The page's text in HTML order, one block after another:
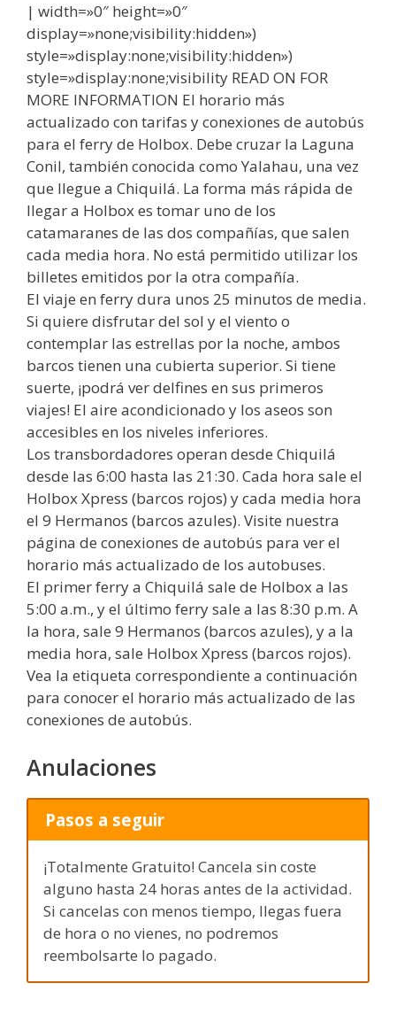
| width=»0″ height=»0″
display=»none;visibility:hidden»)
style=»display:none;visibility:hidden»)
style=»display:none;visibility READ ON FOR
MORE INFORMATION El horario más
actualizado con tarifas y conexiones de autobús
para el ferry de Holbox. Debe cruzar la Laguna
Conil, también conocida como Yalahau, una vez
que llegue a Chiquilá. La forma más rápida de
llegar a Holbox es tomar uno de los
catamaranes de las dos compañías, que salen
cada media hora. No está permitido utilizar los
billetes emitidos por la otra compañía.
El viaje en ferry dura unos 25 minutos de media.
Si quiere disfrutar del sol y el viento o
contemplar las estrellas por la noche, ambos
barcos tienen una cubierta superior. Si tiene
suerte, ¡podrá ver delfines en sus primeros
viajes! El aire acondicionado y los aseos son
accesibles en los niveles inferiores.
Los transbordadores operan desde Chiquilá
desde las 6:00 hasta las 21:30. Cada hora sale el
Holbox Xpress (barcos rojos) y cada media hora
el 9 Hermanos (barcos azules). Visite nuestra
página de conexiones de autobús para ver el
horario más actualizado de los autobuses.
El primer ferry a Chiquilá sale de Holbox a las
5:00 a.m., y el último ferry sale a las 8:30 p.m. A
la hora, sale 9 Hermanos (barcos azules), y a la
media hora, sale Holbox Xpress (barcos rojos).
Vea la etiqueta correspondiente a continuación
para conocer el horario más actualizado de las
conexiones de autobús.
Anulaciones
Pasos a seguir
¡Totalmente Gratuito! Cancela sin coste
alguno hasta 24 horas antes de la actividad.
Si cancelas con menos tiempo, llegas fuera
de hora o no vienes, no podremos
reembolsarte lo pagado.